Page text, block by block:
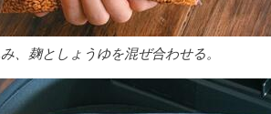
、麹としょうゆを混ぜ合わせる。